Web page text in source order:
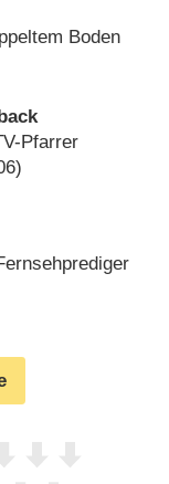
Boden
Pfarrer
)